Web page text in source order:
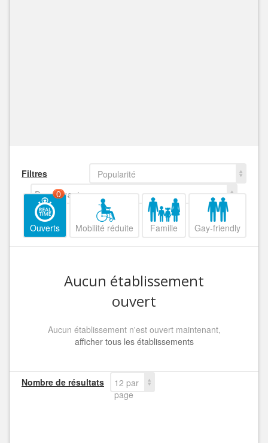
Filtres
Popularité
Decroissant
Ouverts
0
Mobilité réduite Famille Gay-friendly
Aucun établissement
ouvert
Aucun établissement n'est ouvert maintenant,
afficher tous les établissements
Nombre de résultats
12 par
page